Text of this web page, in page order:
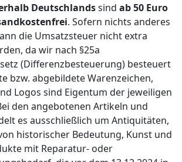
Deutschlandssind ab 50 Euro
. Sofern nichts anderes
die Umsatzsteuer nicht extra
da wir nach §25a
(Differenzbesteuerung) besteuert
bzw. abgebildete Warenzeichen,
Logos sind Eigentum der jeweiligen
den angebotenen Artikeln und
es ausschließlich um Antiquitäten,
historischer Bedeutung, Kunst und
mit Reparatur- oder